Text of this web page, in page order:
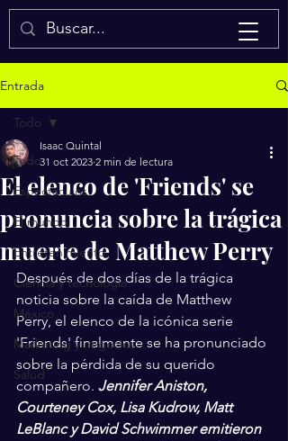
Isaac Quintal
Entrada
Todo
Espectáculos
El mundo
Entretenimiento
Ciencia y tecnología
México
Marketing y negocios
Salud
Todo
El elenco de 'Friends' se
pronuncia sobre la trágica
muerte de Matthew Perry
Isaac Quintal
31 oct 2023 2 min de lectura
Después de dos días de la trágica
noticia sobre la caída de Matthew
Perry, el elenco de la icónica serie
'Friends' finalmente se ha pronunciado
sobre la pérdida de su querido
compañero. Jennifer Aniston,
Courteney Cox, Lisa Kudrow, Matt
LeBlanc y David Schwimmer emitieron